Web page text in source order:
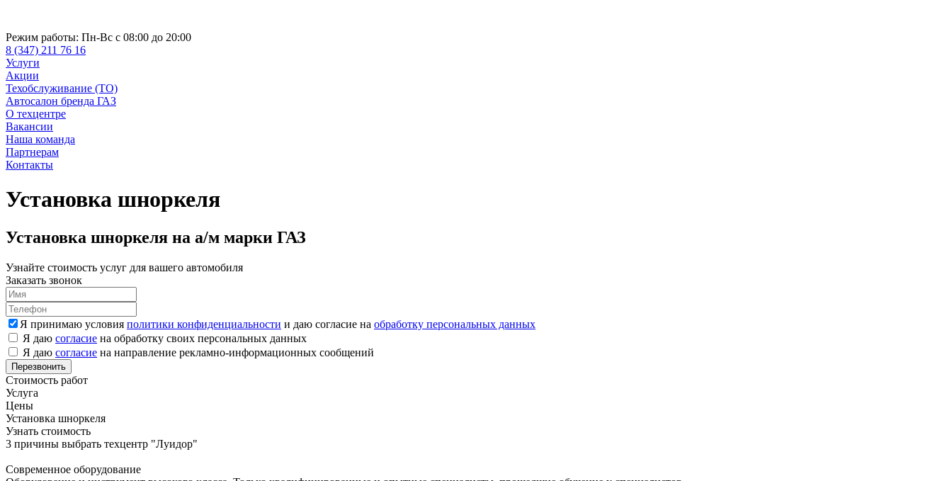
Режим работы: Пн-Вс с 08:00 до 20:00
8 (347) 211 76 16
Услуги
Акции
Техобслуживание (ТО)
Автосалон бренда ГАЗ
О техцентре
Вакансии
Наша команда
Партнерам
Контакты
Установка шноркеля
Установка шноркеля на а/м марки ГАЗ
Узнайте стоимость услуг для вашего автомобиля
Заказать звонок
Я принимаю условия политики конфиденциальности и даю согласие на обработку персональных данных
Я даю согласие на обработку своих персональных данных
Я даю согласие на направление рекламно-информационных сообщений
Стоимость работ
Услуга
Цены
Установка шноркеля
Узнать стоимость
3 причины выбрать техцентр "Луидор"
Современное оборудование